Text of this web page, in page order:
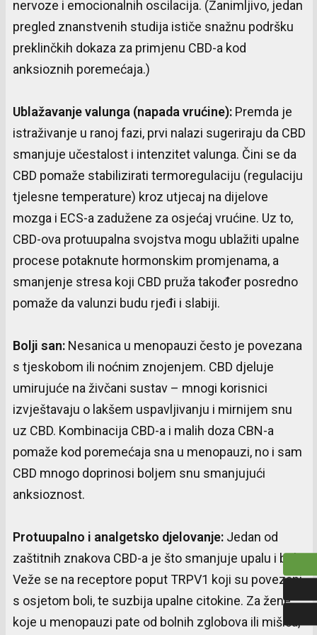
nervoze i emocionalnih oscilacija. (Zanimljivo, jedan
pregled znanstvenih studija ističe snažnu podršku
preklinčkih dokaza za primjenu CBD-a kod
anksioznih poremećaja.)
Ublažavanjevalunga (napada vrućine): Premda je
istraživanje u ranoj fazi, prvi nalazi sugeriraju da CBD
smanjuje učestalost i intenzitet valunga. Čini se da
CBD pomaže stabilizirati termoregulaciju (regulaciju
tjelesne temperature) kroz utjecaj na dijelove
mozga i ECS-a zadužene za osjećaj vrućine. Uz to,
CBD-ova protuupalna svojstva mogu ublažiti upalne
procese potaknute hormonskim promjenama, a
smanjenje stresa koji CBD pruža također posredno
pomaže da valunzi budu rjeđi i slabiji.
Bolji san: Nesanica u menopauzi često je povezana
s tjeskobom ili noćnim znojenjem. CBD djeluje
umirujuće na živčani sustav – mnogi korisnici
izvještavaju o lakšem uspavljivanju i mirnijem snu
uz CBD. Kombinacija CBD-a i malih doza CBN-a
pomaže kod poremećaja sna u menopauzi, no i sam
CBD mnogo doprinosi boljem snu smanjujući
anksioznost.
Protuupalno i analgetsko djelovanje: Jedan od
zaštitnih znakova CBD-a je što smanjuje upalu i bol.
Veže se na receptore poput TRPV1 koji su povezani
s osjetom boli, te suzbija upalne citokine. Za žene
koje u menopauzi pate od bolnih zglobova ili mišića,